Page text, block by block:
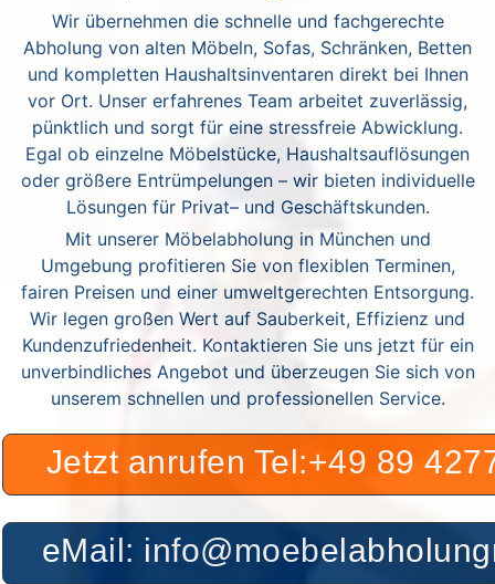
Wir übernehmen die schnelle und fachgerechte
Abholung von alten Möbeln, Sofas, Schränken, Betten
und kompletten Haushaltsinventaren direkt bei Ihnen
vor Ort. Unser erfahrenes Team arbeitet zuverlässig,
pünktlich und sorgt für eine stressfreie Abwicklung.
Egal ob einzelne Möbelstücke, Haushaltsauflösungen
oder größere Entrümpelungen – wir bieten individuelle
Lösungen für Privat– und Geschäftskunden.
Mit unserer Möbelabholung in München und
Umgebung profitieren Sie von flexiblen Terminen,
fairen Preisen und einer umweltgerechten Entsorgung.
Wir legen großen Wert auf Sauberkeit, Effizienz und
Kundenzufriedenheit. Kontaktieren Sie uns jetzt für ein
unverbindliches Angebot und überzeugen Sie sich von
unserem schnellen und professionellen Service.
Jetzt anrufen Tel:+49 89
eMail: